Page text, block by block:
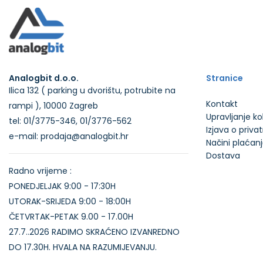
Analogbit d.o.o.
Ilica 132 ( parking u dvorištu, potrubite na
rampi ), 10000 Zagreb
tel: 01/3775-346, 01/3776-562
e-mail: prodaja@analogbit.hr
Radno vrijeme :
PONEDJELJAK 9:00 - 17:30H
UTORAK-SRIJEDA 9:00 - 18:00H
ČETVRTAK-PETAK 9.00 - 17.00H
27.7..2026 RADIMO SKRAĆENO IZVANREDNO
DO 17.30H. HVALA NA RAZUMIJEVANJU.
Stranice
Kontakt
Upravljanje
Izjava o
Načini
Dostava